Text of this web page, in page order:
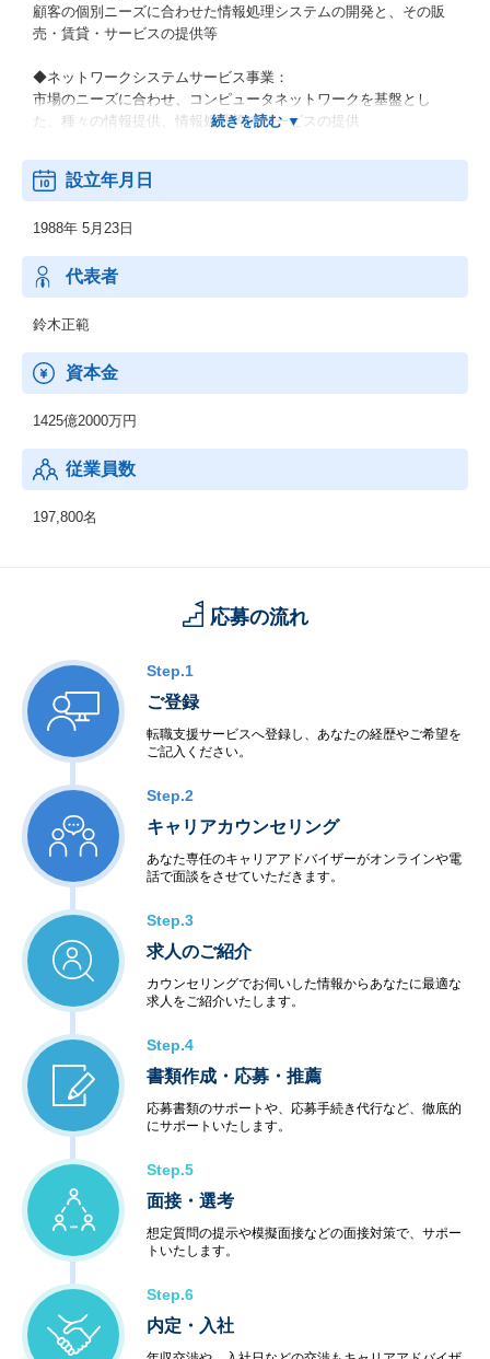
顧客の個別ニーズに合わせた情報処理システムの開発と、その販
売・賃貸・サービスの提供等
◆ネットワークシステムサービス事業：
市場のニーズに合わせ、コンピュータネットワークを基盤とし
た、種々の情報提供、情報処理等のサービスの提供
◆その他の事業：
顧客の経営上の問題点に係わる調査・分析、情報処理システムの
設立年月日
1988年 5月23日
代表者
鈴木正範
資本金
1425億2000万円
従業員数
197,800名
応募の流れ
Step.1
ご登録
転職支援サービスへ登録し、あなたの経歴やご希望を
ご記入ください。
Step.2
キャリアカウンセリング
あなた専任のキャリアアドバイザーがオンラインや電
話で面談をさせていただきます。
Step.3
求人のご紹介
カウンセリングでお伺いした情報からあなたに最適な
求人をご紹介いたします。
Step.4
書類作成・応募・推薦
応募書類のサポートや、応募手続き代行など、徹底的
にサポートいたします。
Step.5
面接・選考
想定質問の提示や模擬面接などの面接対策で、サポー
トいたします。
Step.6
内定・入社